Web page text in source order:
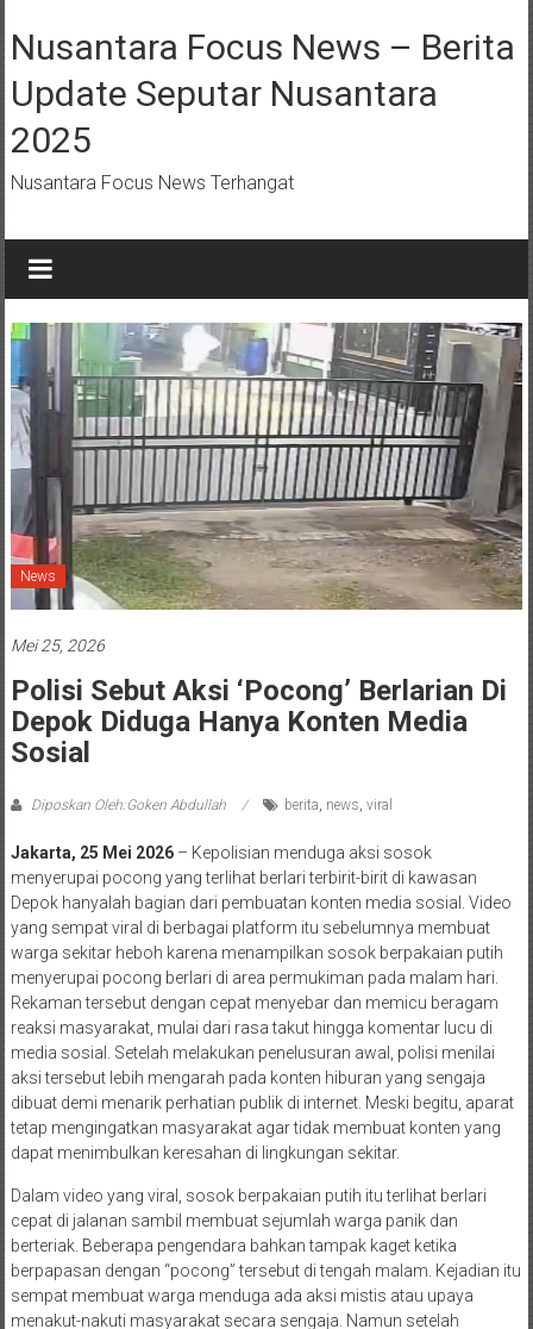
ke
konten
Nusantara Focus News – Berita
Update Seputar Nusantara
2025
Nusantara Focus News Terhangat
News
Mei 25, 2026
Polisi Sebut Aksi ‘Pocong’ Berlarian Di
Depok Diduga Hanya Konten Media
Sosial
Diposkan Oleh:Goken Abdullah berita, news, viral
Jakarta, 25 Mei 2026– Kepolisian menduga aksi sosok
menyerupai pocong yang terlihat berlari terbirit-birit di kawasan
Depok hanyalah bagian dari pembuatan konten media sosial. Video
yang sempat viral di berbagai platform itu sebelumnya membuat
warga sekitar heboh karena menampilkan sosok berpakaian putih
menyerupai pocong berlari di area permukiman pada malam hari.
Rekaman tersebut dengan cepat menyebar dan memicu beragam
reaksi masyarakat, mulai dari rasa takut hingga komentar lucu di
media sosial. Setelah melakukan penelusuran awal, polisi menilai
aksi tersebut lebih mengarah pada konten hiburan yang sengaja
dibuat demi menarik perhatian publik di internet. Meski begitu, aparat
tetap mengingatkan masyarakat agar tidak membuat konten yang
dapat menimbulkan keresahan di lingkungan sekitar.
Dalam video yang viral, sosok berpakaian putih itu terlihat berlari
cepat di jalanan sambil membuat sejumlah warga panik dan
berteriak. Beberapa pengendara bahkan tampak kaget ketika
berpapasan dengan “pocong” tersebut di tengah malam. Kejadian itu
sempat membuat warga menduga ada aksi mistis atau upaya
menakut-nakuti masyarakat secara sengaja. Namun setelah